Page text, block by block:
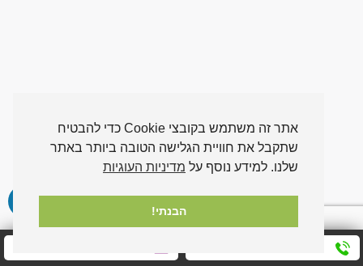
אתר זה משתמש בקובצי Cookie כדי להבטיח
שתקבל את חוויית הגלישה הטובה ביותר באתר
שלנו. למידע נוסף על מדיניות העוגיות
הבנתי!